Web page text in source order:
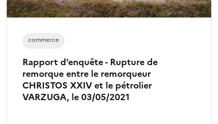
Rapport d’enquête - Rupture de
remorque entre le remorqueur
CHRISTOS XXIV et le pétrolier
VARZUGA, le 03/05/2021
commerce